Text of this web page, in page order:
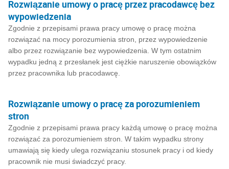
Rozwiązanie umowy o pracę przez pracodawcę bez
wypowiedzenia
Zgodnie z przepisami prawa pracy umowę o pracę można
rozwiązać na mocy porozumienia stron, przez wypowiedzenie
albo przez rozwiązanie bez wypowiedzenia. W tym ostatnim
wypadku jedną z przesłanek jest ciężkie naruszenie obowiązków
przez pracownika lub pracodawcę.
Rozwiązanie umowy o pracę za porozumieniem
stron
Zgodnie z przepisami prawa pracy każdą umowę o pracę można
rozwiązać za porozumieniem stron. W takim wypadku strony
umawiają się kiedy ulega rozwiązaniu stosunek pracy i od kiedy
pracownik nie musi świadczyć pracy.